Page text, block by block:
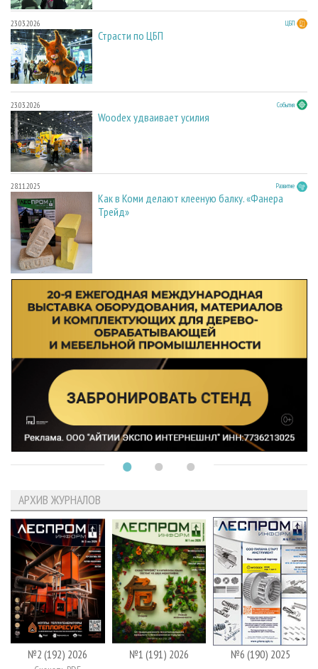
23.03.2026 ЦБП
Страсти по ЦБП
23.03.2026 События
Woodex удваивает усилия
28.11.2025 Развитие
Как в Коми делают клееную балку. «Фанера
Трейд»
АРХИВ ЖУРНАЛОВ
№2 (192) 2026 №1 (191) 2026 №6 (190) 2025